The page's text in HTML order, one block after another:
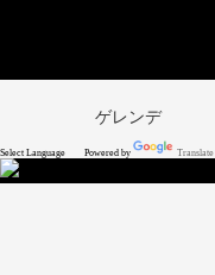
ゲレンデ
Powered by Translate